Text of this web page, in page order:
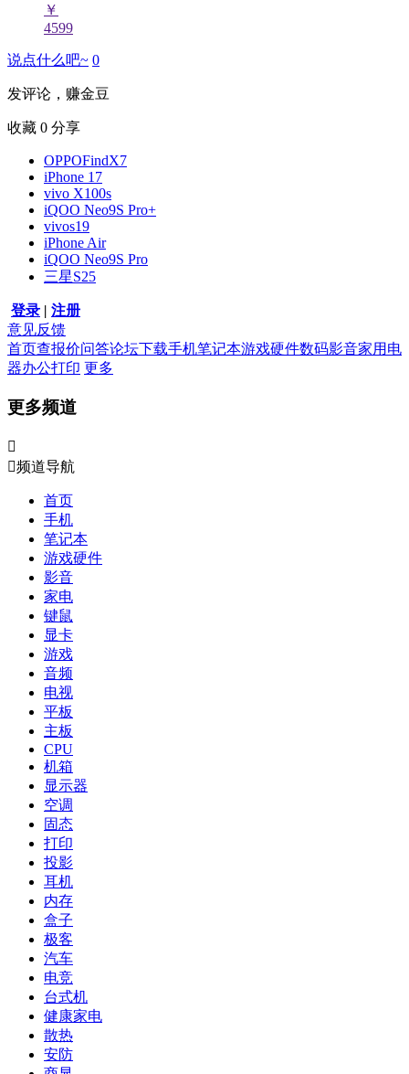
￥
4599
说点什么吧~ 0
发评论，赚金豆
收藏 0 分享
OPPOFindX7
iPhone 17
vivo X100s
iQOO Neo9S Pro+
vivos19
iPhone Air
iQOO Neo9S Pro
三星S25
登录 | 注册
意见反馈
首页查报价问答论坛下载手机笔记本游戏硬件数码影音家用电
器办公打印 更多
更多频道

频道导航
首页
手机
笔记本
游戏硬件
影音
家电
键鼠
显卡
游戏
音频
电视
平板
主板
CPU
机箱
显示器
空调
固态
打印
投影
耳机
内存
盒子
极客
汽车
电竞
台式机
健康家电
散热
安防